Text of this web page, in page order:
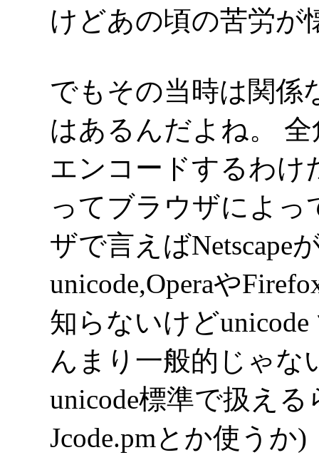
けどあの頃の苦労が
でもその当時は関係
はあるんだよね。
エンコードするわけ
ってブラウザによっ
ザで言えばNetscape
unicode,Operaや
知らないけど
んまり一般的じゃな
unicode標準で扱え
Jcode.pmとか使うか)